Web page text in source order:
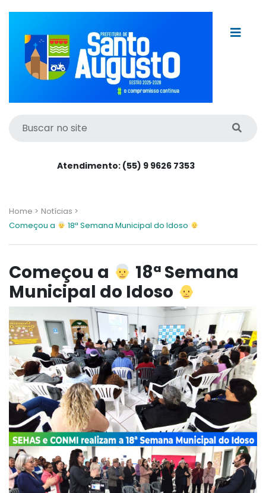
Atendimento: (55) 9 9626 7353
Home > Notícias >
Começou a
18ª Semana Municipal do Idoso
Começou a
18ª Semana
Municipal do Idoso